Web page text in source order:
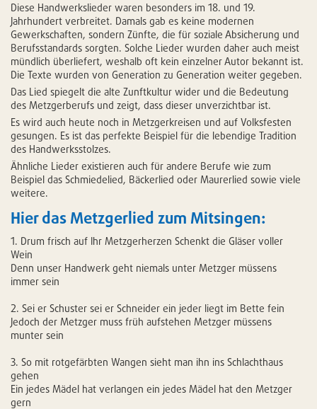
Diese Handwerkslieder waren besonders im 18. und 19.
Jahrhundert verbreitet. Damals gab es keine modernen
Gewerkschaften, sondern Zünfte, die für soziale Absicherung und
Berufsstandards sorgten. Solche Lieder wurden daher auch meist
mündlich überliefert, weshalb oft kein einzelner Autor bekannt ist.
Die Texte wurden von Generation zu Generation weiter gegeben.
Das Lied spiegelt die alte Zunftkultur wider und die Bedeutung
des Metzgerberufs und zeigt, dass dieser unverzichtbar ist.
Es wird auch heute noch in Metzgerkreisen und auf Volksfesten
gesungen. Es ist das perfekte Beispiel für die lebendige Tradition
des Handwerksstolzes.
Ähnliche Lieder existieren auch für andere Berufe wie zum
Beispiel das Schmiedelied, Bäckerlied oder Maurerlied sowie viele
weitere.
Hier das Metzgerlied zum Mitsingen:
1. Drum frisch auf Ihr Metzgerherzen Schenkt die Gläser voller
Wein
Denn unser Handwerk geht niemals unter Metzger müssens
immer sein
2. Sei er Schuster sei er Schneider ein jeder liegt im Bette fein
Jedoch der Metzger muss früh aufstehen Metzger müssens
munter sein
3. So mit rotgefärbten Wangen sieht man ihn ins Schlachthaus
gehen
Ein jedes Mädel hat verlangen ein jedes Mädel hat den Metzger
gern